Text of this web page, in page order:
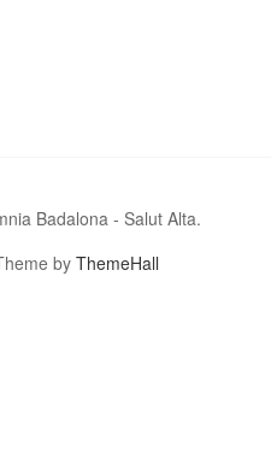
Badalona - Salut Alta.
byThemeHall